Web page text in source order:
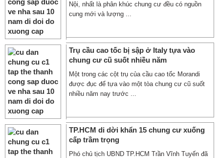
Nội, nhất là phân khúc chung cư đều có nguồn
cung mới và lượng ...
Trụ cầu cao tốc bị sập ở Italy tựa vào
chung cư cũ suốt nhiều năm
Một trong các cột trụ của cầu cao tốc Morandi
được đục để tựa vào một tòa chung cư cũ suốt
nhiều năm nay trước ...
TP.HCM di dời khẩn 15 chung cư xuống
cấp trầm trọng
Phó chủ tịch UBND TP.HCM Trần Vĩnh Tuyến đã